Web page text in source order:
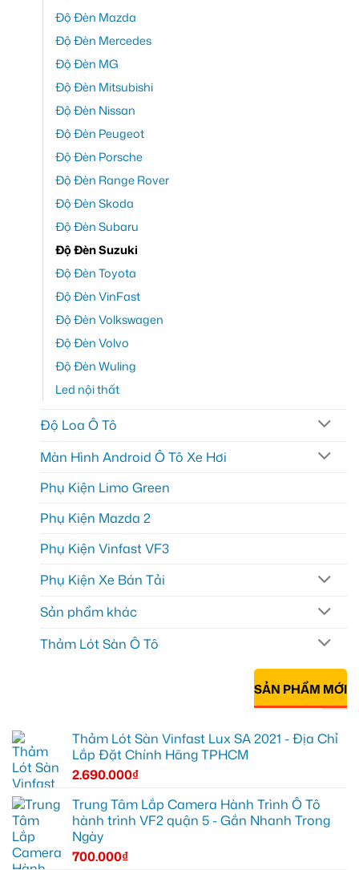
Độ Đèn Mazda
Độ Đèn Mercedes
Độ Đèn MG
Độ Đèn Mitsubishi
Độ Đèn Nissan
Độ Đèn Peugeot
Độ Đèn Porsche
Độ Đèn Range Rover
Độ Đèn Skoda
Độ Đèn Subaru
Độ Đèn Suzuki
Độ Đèn Toyota
Độ Đèn VinFast
Độ Đèn Volkswagen
Độ Đèn Volvo
Độ Đèn Wuling
Led nội thất
Độ Loa Ô Tô
Màn Hình Android Ô Tô Xe Hơi
Phụ Kiện Limo Green
Phụ Kiện Mazda 2
Phụ Kiện Vinfast VF3
Phụ Kiện Xe Bán Tải
Sản phẩm khác
Thảm Lót Sàn Ô Tô
SẢN PHẨM MỚI
Thảm Lót Sàn Vinfast Lux SA 2021 - Địa Chỉ
Lắp Đặt Chính Hãng TPHCM
2.690.000₫
Trung Tâm Lắp Camera Hành Trình Ô Tô
hành trình VF2 quận 5 - Gắn Nhanh Trong
Ngày
700.000₫